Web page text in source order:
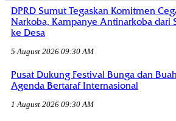
DPRD Sumut Tegaskan Komitmen
Narkoba, Kampanye Antinarkoba dari
ke Desa
5 August 2026 09:30 AM
Pusat Dukung Festival Bunga dan
Agenda Bertaraf Internasional
1 August 2026 09:30 AM